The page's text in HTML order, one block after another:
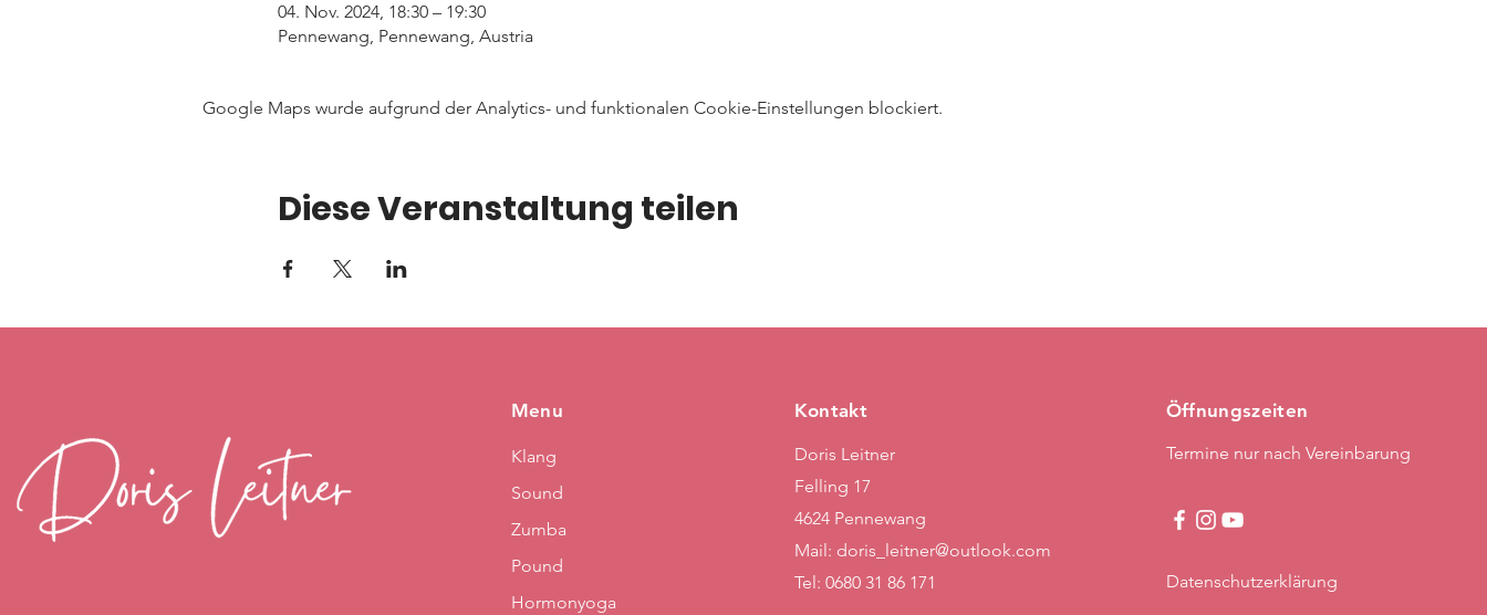
04. Nov. 2024, 18:30 – 19:30
Pennewang, Pennewang, Austria
Google Maps wurde aufgrund der Analytics- und funktionalen Cookie-Einstellungen blockiert.
Diese Veranstaltung teilen
Menu
Klang
Sound
Zumba
Pound
Hormonyoga
Kontakt
Doris Leitner
Felling 17
4624 Pennewang
Mail: doris_leitner@outlook.com
Tel: 0680 31 86 171
Öffnungszeiten
Termine nur nach Vereinbarung
Datenschutzerklärung